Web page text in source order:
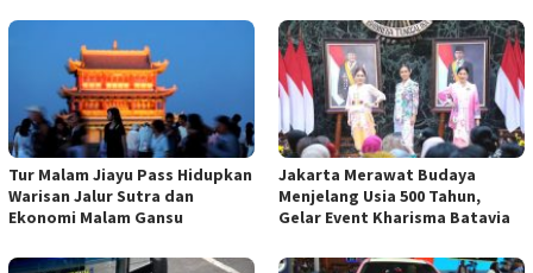
Tur Malam Jiayu Pass Hidupkan
Warisan Jalur Sutra dan
Ekonomi Malam Gansu
Jakarta Merawat Budaya
Menjelang Usia 500 Tahun,
Gelar Event Kharisma Batavia